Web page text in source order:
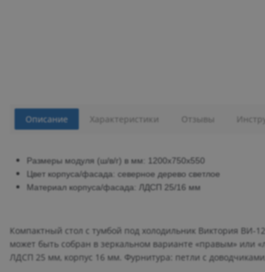
Описание
Размеры модуля (ш/в/г) в мм: 1200х750х550
Цвет корпуса/фасада: северное дерево светлое
Материал корпуса/фасада: ЛДСП 25/16 мм
Компактный стол с тумбой под холодильник Виктория ВИ-
может быть собран в зеркальном варианте «правым»
ЛДСП 25 мм, корпус 16 мм. Фурнитура: петли с
Характеристики Отзывы